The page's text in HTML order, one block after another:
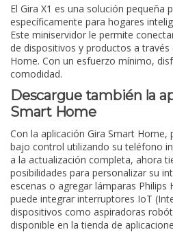
El Gira X1 es una solución pequeña
específicamente para hogares
Este miniservidor le permite
de dispositivos y productos a
Home. Con un esfuerzo mínimo,
comodidad.
Descargue también la
Smart Home
Con la aplicación Gira Smart
bajo control utilizando su teléfono
a la actualización completa, ahora
posibilidades para personalizar su
escenas o agregar lámparas Philips
puede integrar interruptores IoT
dispositivos como aspiradoras
disponible en la tienda de